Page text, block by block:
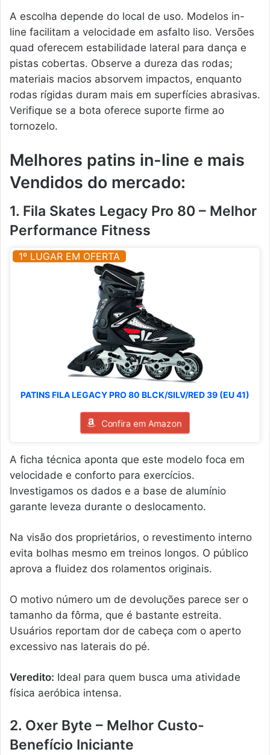
A escolha depende do local de uso. Modelos in-
line facilitam a velocidade em asfalto liso. Versões
quad oferecem estabilidade lateral para dança e
pistas cobertas. Observe a dureza das rodas;
materiais macios absorvem impactos, enquanto
rodas rígidas duram mais em superfícies abrasivas.
Verifique se a bota oferece suporte firme ao
tornozelo.
Melhores patins in-line e mais
Vendidos do mercado:
1. Fila Skates Legacy Pro 80 – Melhor
Performance Fitness
1º LUGAR EM OFERTA
PATINS FILA LEGACY PRO 80 BLCK/SILV/RED 39 (EU 41)
Confira em Amazon
A ficha técnica aponta que este modelo foca em
velocidade e conforto para exercícios.
Investigamos os dados e a base de alumínio
garante leveza durante o deslocamento.
Na visão dos proprietários, o revestimento interno
evita bolhas mesmo em treinos longos. O público
aprova a fluidez dos rolamentos originais.
O motivo número um de devoluções parece ser o
tamanho da fôrma, que é bastante estreita.
Usuários reportam dor de cabeça com o aperto
excessivo nas laterais do pé.
Veredito: Ideal para quem busca uma atividade
física aeróbica intensa.
2. Oxer Byte – Melhor Custo-
Benefício Iniciante